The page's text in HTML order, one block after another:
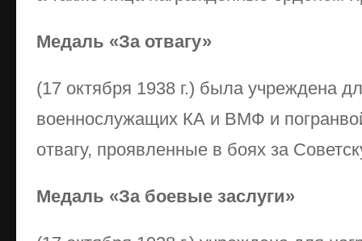
Медаль «За отвагу»
(17 октября 1938 г.) была учреждена
военнослужащих КА и ВМФ и
отвагу, проявленные в боях за
Медаль «За боевые заслуги»